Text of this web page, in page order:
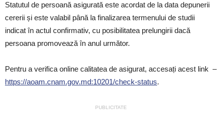
Statutul de persoană asigurată este acordat de la data depunerii
cererii și este valabil până la finalizarea termenului de studii
indicat în actul confirmativ, cu posibilitatea prelungirii dacă
persoana promovează în anul următor.
Pentru a verifica online calitatea de asigurat, accesați acest link –
https://aoam.cnam.gov.md:10201/check-status.
PUBLICITATE